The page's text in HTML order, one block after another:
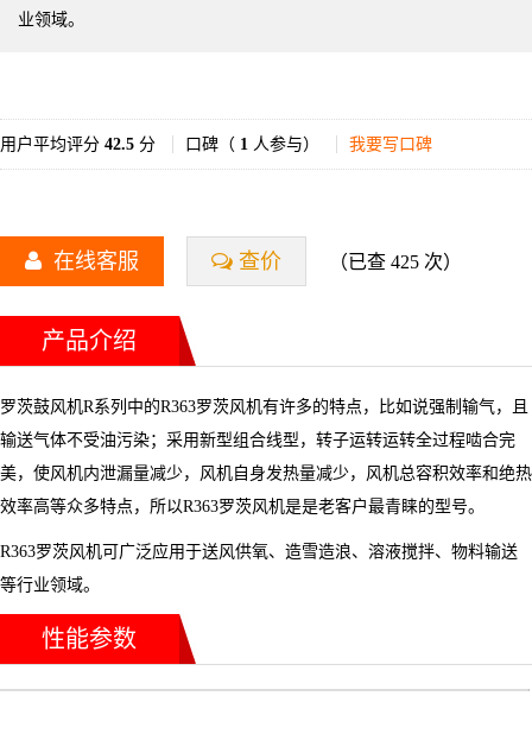
业领域。
用户平均评分 42.5 分 口碑（ 1 人参与） 我要写口碑
在线客服 查价 （已查 425 次）
产品介绍
罗茨鼓风机R系列中的R363罗茨风机有许多的特点，比如说强制输气，且
输送气体不受油污染；采用新型组合线型，转子运转运转全过程啮合完
美，使风机内泄漏量减少，风机自身发热量减少，风机总容积效率和绝热
效率高等众多特点，所以R363罗茨风机是是老客户最青睐的型号。
R363罗茨风机可广泛应用于送风供氧、造雪造浪、溶液搅拌、物料输送
等行业领域。
性能参数